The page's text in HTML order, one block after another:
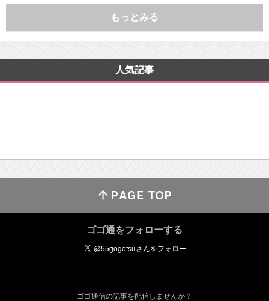
もっとみる
人気記事
ゴゴ通をフォローする
ゴゴ通信の記事を配信しませんか？